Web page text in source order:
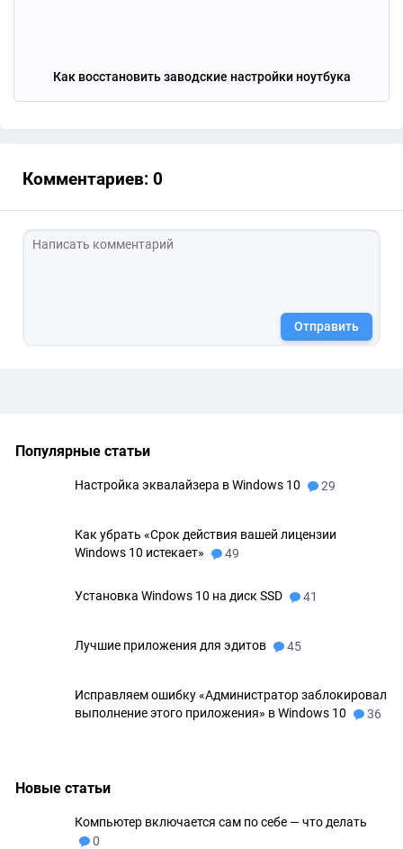
Популярные статьи
Настройка эквалайзера в Windows 10 29
Как убрать «Срок действия вашей лицензии
Windows 10 истекает»
49
Установка Windows 10 на диск SSD 41
Лучшие приложения для эдитов 45
Исправляем ошибку «Администратор заблокировал
выполнение этого приложения» в Windows 10
36
Новые статьи
Компьютер включается сам по себе — что делать
0
Как восстановить заводские настройки ноутбука
Комментариев: 0
Отправить